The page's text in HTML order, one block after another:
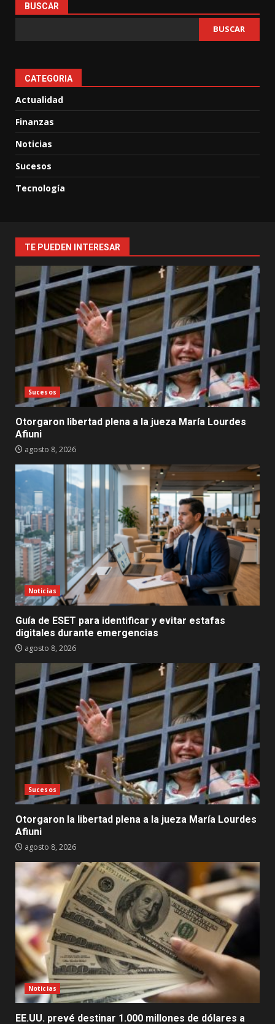
BUSCAR
BUSCAR
CATEGORIA
Actualidad
Finanzas
Noticias
Sucesos
Tecnología
TE PUEDEN INTERESAR
Sucesos
Otorgaron libertad plena a la jueza María Lourdes
Afiuni
agosto 8, 2026
Noticias
Guía de ESET para identificar y evitar estafas
digitales durante emergencias
agosto 8, 2026
Sucesos
Otorgaron la libertad plena a la jueza María Lourdes
Afiuni
agosto 8, 2026
Noticias
EE.UU. prevé destinar 1.000 millones de dólares a